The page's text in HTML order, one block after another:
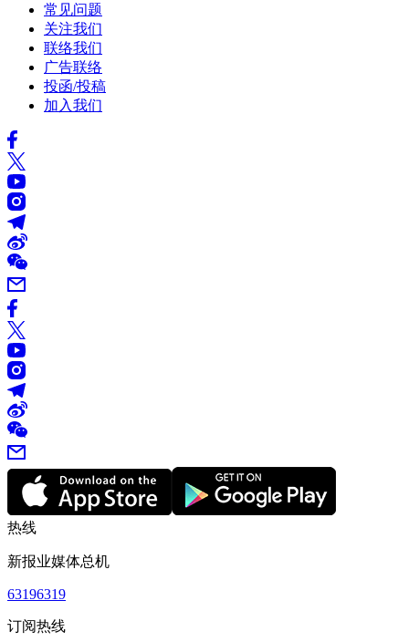
常见问题
关注我们
联络我们
广告联络
投函/投稿
加入我们
热线
新报业媒体总机
63196319
订阅热线